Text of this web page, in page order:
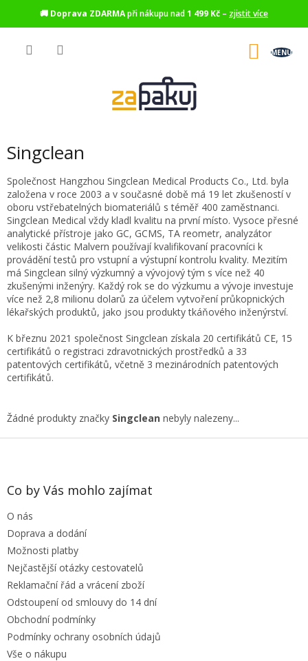
🚚 Doprava ZDARMApři nákupu nad1 499 Kč – zjistit více
Singclean
Společnost Hangzhou Singclean Medical Products Co., Ltd. byla
založena v roce 2003 a v současné době má 19 let zkušeností v
oboru vstřebatelných biomateriálů s téměř 400 zaměstnanci.
Singclean Medical vždy kladl kvalitu na první místo. Vysoce přesné
analytické přístroje jako GC, GCMS, TA reometr, analyzátor
velikosti částic Malvern používají kvalifikovaní pracovníci k
provádění testů pro vstupní a výstupní kontrolu kvality. Mezitím
má Singclean silný výzkumný a vývojový tým s více než 40
zkušenými inženýry. Každý rok se do výzkumu a vývoje investuje
více než 2,8 milionu dolarů za účelem vytvoření průkopnických
lékařských produktů, jako jsou produkty tkáňového inženýrství.
K březnu 2021 společnost Singclean získala 20 certifikátů CE, 15
certifikátů o registraci zdravotnických prostředků a 33
patentových certifikátů, včetně 3 mezinárodních patentových
certifikátů.
Žádné produkty značky Singclean nebyly nalezeny...
Z
Co by Vás mohlo zajímat
O nás
Doprava a dodání
Možnosti platby
Nejčastější otázky cestovatelů
Reklamační řád a vrácení zboží
Odstoupení od smlouvy do 14 dní
Obchodní podmínky
Podmínky ochrany osobních údajů
Vše o nákupu